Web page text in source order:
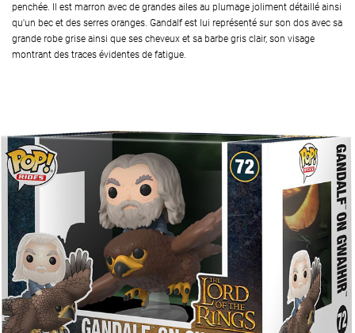
penchée. Il est marron avec de grandes ailes au plumage joliment détaillé ainsi
qu'un bec et des serres oranges. Gandalf est lui représenté sur son dos avec sa
grande robe grise ainsi que ses cheveux et sa barbe gris clair, son visage
montrant des traces évidentes de fatigue.